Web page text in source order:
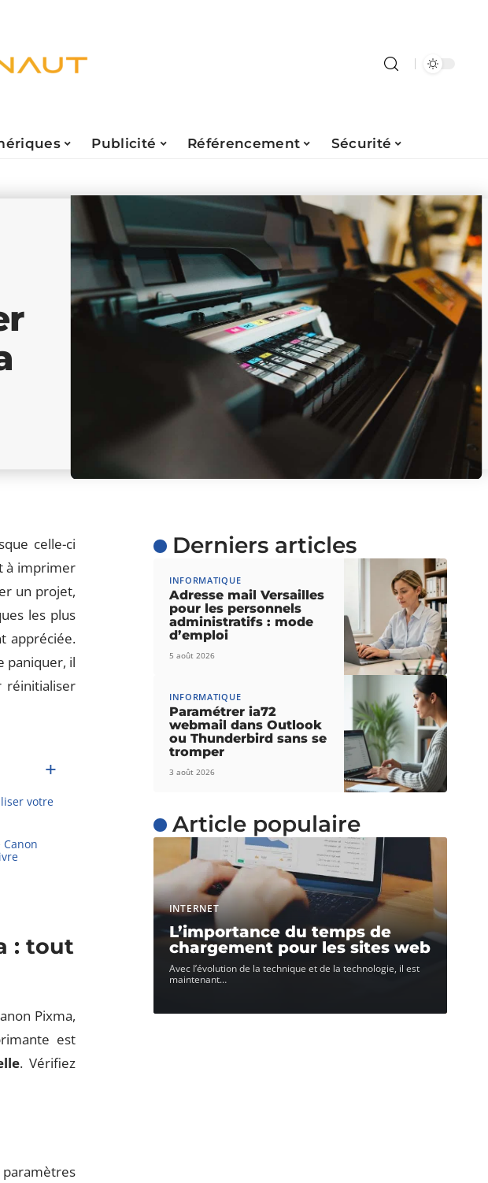
Publicité Référencement Sécurité
celle-ci
à imprimer
un projet,
les plus
appréciée.
paniquer, il
réinitialiser
votre
: tout
Pixma,
est
. Vérifiez
Derniers articles
INFORMATIQUE
Adresse mail Versailles
pour les personnels
administratifs : mode
d’emploi
5 août 2026
INFORMATIQUE
Paramétrer ia72
webmail dans Outlook
ou Thunderbird sans se
tromper
3 août 2026
Article populaire
INTERNET
L’importance du temps de
chargement pour les sites web
Avec l’évolution de la technique et de la technologie, il est
maintenant…